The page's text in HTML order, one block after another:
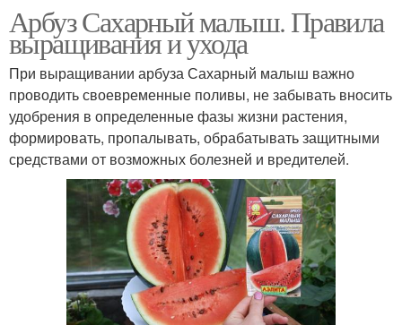
Арбуз Сахарный малыш. Правила
выращивания и ухода
При выращивании арбуза Сахарный малыш важно
проводить своевременные поливы, не забывать вносить
удобрения в определенные фазы жизни растения,
формировать, пропалывать, обрабатывать защитными
средствами от возможных болезней и вредителей.